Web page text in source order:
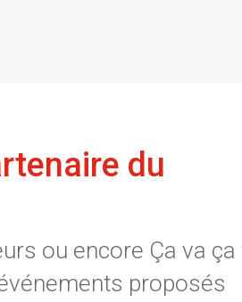
du
ou encore Ça va ça
proposés